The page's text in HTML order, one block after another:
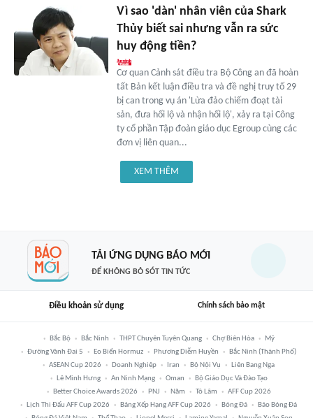
Vì sao 'dàn' nhân viên của Shark
Thủy biết sai nhưng vẫn ra sức
huy động tiền?
Cơ quan Cảnh sát điều tra Bộ Công an đã hoàn
tất Bản kết luận điều tra và đề nghị truy tố 29
bị can trong vụ án 'Lừa đảo chiếm đoạt tài
sản, đưa hối lộ và nhận hối lộ', xảy ra tại Công
ty cổ phần Tập đoàn giáo dục Egroup cùng các
đơn vị liên quan...
XEM THÊM
TẢI ỨNG DỤNG BÁO MỚI
ĐỂ KHÔNG BỎ SÓT TIN TỨC
Điều khoản sử dụng Chính sách bảo mật
Bắc Bộ Bắc Ninh THPT Chuyên Tuyên Quang Chợ Biên Hòa
Mỹ
Đường Vành Đai 5
Eo Biển Hormuz Phương Diễm Huyền
Bắc Ninh (thành Phố)
ASEAN Cup 2026
Doanh Nghiệp Iran Bộ Nội Vụ
Liên Bang Nga
Lê Minh Hưng
An Ninh Mạng Oman
Bộ Giáo Dục Và Đào Tạo
Better Choice Awards 2026
PNJ Năm Tô Lâm
AFF Cup 2026
Lịch Thi Đấu AFF Cup 2026
Bảng Xếp Hạng AFF Cup 2026 Bóng Đá
Báo Bóng Đá